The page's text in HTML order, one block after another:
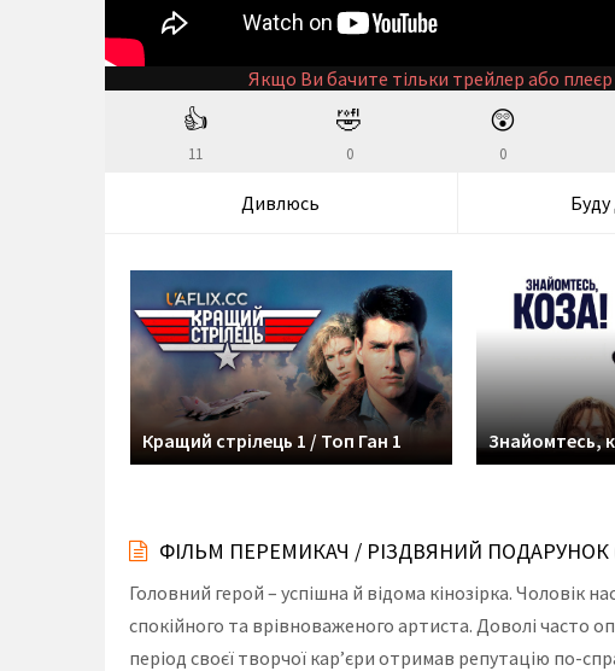
Якщо Ви бачите тільки трейлер або
👍
11
🤣
0
😲
0
Дивлюсь
Кращий стрілець 1 / Топ Ган 1 Знайомтесь,
ФІЛЬМ ПЕРЕМИКАЧ / РІЗДВЯНИЙ
Головний герой – успішна й відома кінозірка. Чоловік
спокійного та врівноваженого артиста. Доволі часто
період своєї творчої кар’єри отримав репутацію по-